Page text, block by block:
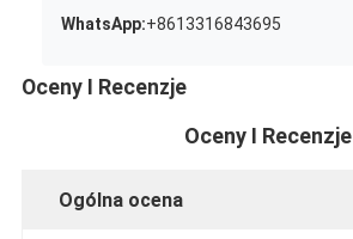
WhatsApp:+8613316843695
Oceny I Recenzje
Oceny I Recenzje
Ogólna ocena